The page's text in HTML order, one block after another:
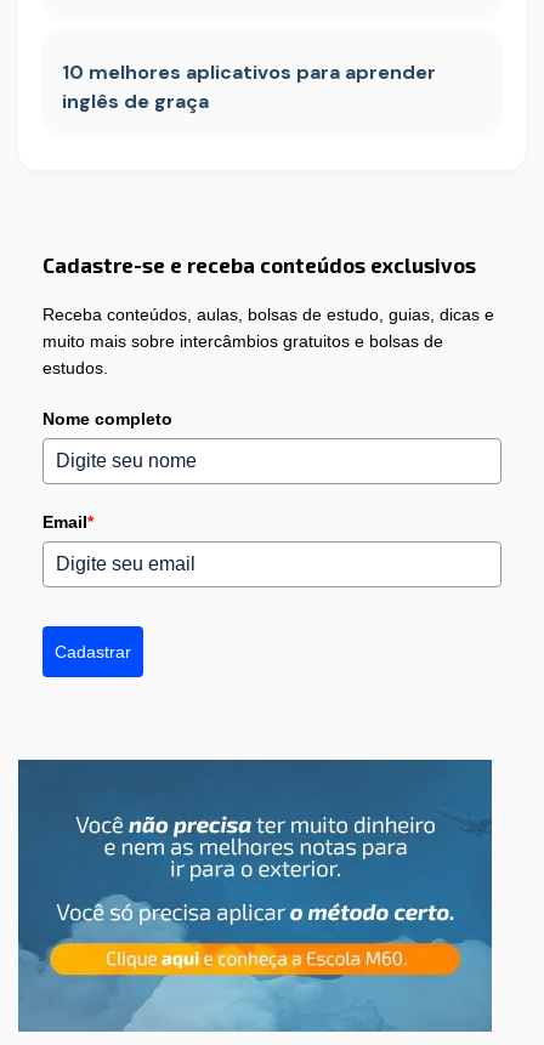
10 melhores aplicativos para aprender
inglês de graça
Cadastre-se e receba conteúdos exclusivos
Receba conteúdos, aulas, bolsas de estudo, guias, dicas e
muito mais sobre intercâmbios gratuitos e bolsas de
estudos.
Nome completo
Email*
Cadastrar